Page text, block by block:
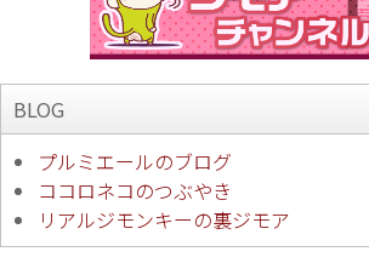
BLOG
プルミエールのブログ
ココロネコのつぶやき
リアルジモンキーの裏ジモア